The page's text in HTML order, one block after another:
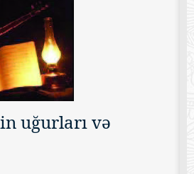
uğurları və